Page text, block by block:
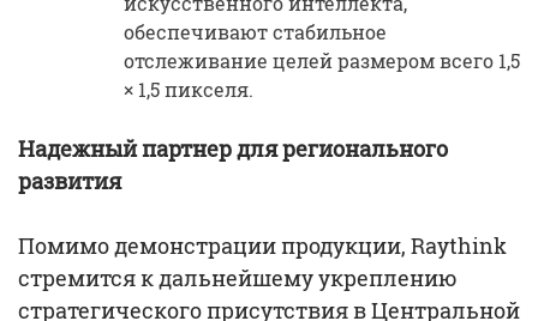
обеспечивают стабильное
отслеживание целей размером всего 1,5
× 1,5 пикселя.
Надежный партнер для регионального
развития
Помимо демонстрации продукции, Raythink
стремится к дальнейшему укреплению
стратегического присутствия в Центральной